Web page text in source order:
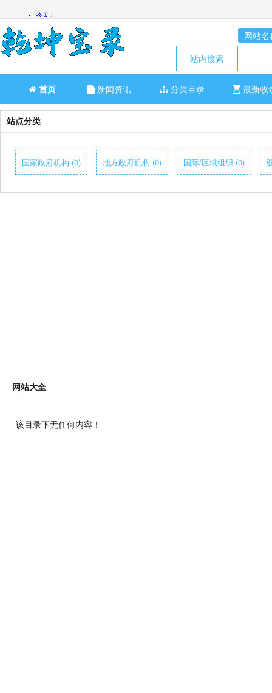
网站名
站内搜索
首页 新闻资讯 分类目录 最新收
站点分类
国家政府机构 (0) 地方政府机构 (0) 国际/区域组织 (0)
网站大全
该目录下无任何内容！